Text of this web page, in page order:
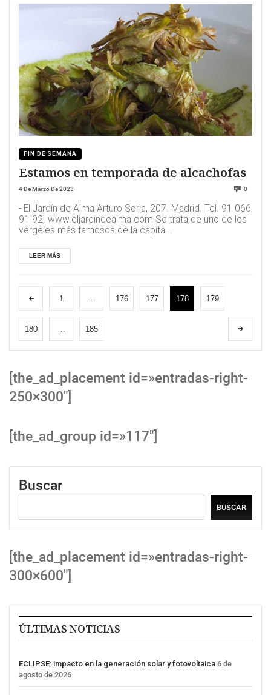
FIN DE SEMANA
Estamos en temporada de alcachofas
4 De Marzo De 2023 0
- El Jardín de Alma Arturo Soria, 207. Madrid. Tel. 91 066
91 92. www.eljardindealma.com Se trata de uno de los
vergeles más famosos de la capita...
LEER MÁS
1 176 177 178 179
180 185
[the_ad_placement id=»entradas-right-
250×300″]
[the_ad_group id=»117″]
Buscar
BUSCAR
[the_ad_placement id=»entradas-right-
300×600″]
ÚLTIMAS NOTICIAS
ECLIPSE: impacto en la generación solar y fotovoltaica 6 de
agosto de 2026